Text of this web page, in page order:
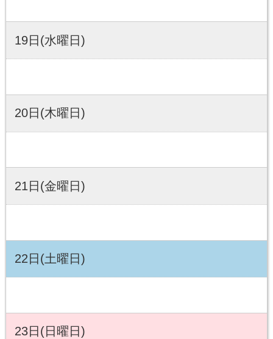
19日(水曜日)
20日(木曜日)
21日(金曜日)
22日(土曜日)
23日(日曜日)